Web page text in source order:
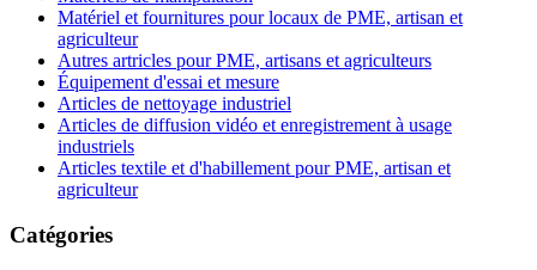
Matériel et fournitures pour locaux de PME, artisan et
agriculteur
Autres artricles pour PME, artisans et agriculteurs
Équipement d'essai et mesure
Articles de nettoyage industriel
Articles de diffusion vidéo et enregistrement à usage
industriels
Articles textile et d'habillement pour PME, artisan et
agriculteur
Catégories